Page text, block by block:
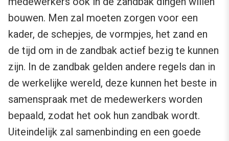
bouwen. Men zal moeten zorgen voor een
kader, de schepjes, de vormpjes, het zand en
de tijd om in de zandbak actief bezig te kunnen
zijn. In de zandbak gelden andere regels dan in
de werkelijke wereld, deze kunnen het beste in
samenspraak met de medewerkers worden
bepaald, zodat het ook hun zandbak wordt.
Uiteindelijk zal samenbinding en een goede